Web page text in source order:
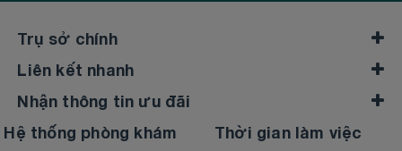
Trụ sở chính
Liên kết nhanh
Nhận thông tin ưu đãi
Hệ thống phòng khám
Thời gian làm việc